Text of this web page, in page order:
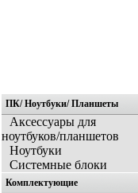
Главная
ПК/ Ноутбуки/ Планшеты
Аксессуары для
ноутбуков/планшетов
Ноутбуки
Системные блоки
Комплектующие